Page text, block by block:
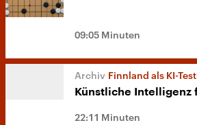
09:05 Minuten
Finnland als KI-
Künstliche Intelligenz
22:11 Minuten